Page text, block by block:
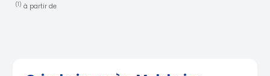
(1) à partir de